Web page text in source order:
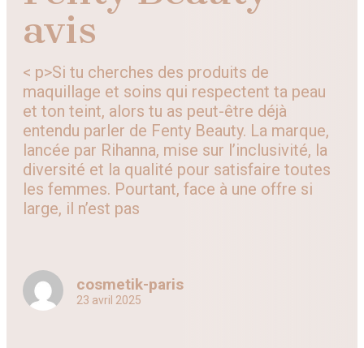
avis
< p>Si tu cherches des produits de
maquillage et soins qui respectent ta peau
et ton teint, alors tu as peut-être déjà
entendu parler de Fenty Beauty. La marque,
lancée par Rihanna, mise sur l’inclusivité, la
diversité et la qualité pour satisfaire toutes
les femmes. Pourtant, face à une offre si
large, il n’est pas
cosmetik-paris
23 avril 2025